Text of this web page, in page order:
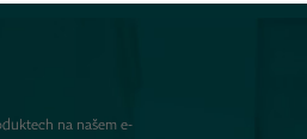
na našem e-